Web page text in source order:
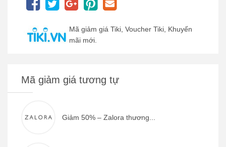
Mã giảm giá Tiki, Voucher Tiki, Khuyến
mãi mới.
Mã giảm giá tương tự
Giảm 50% – Zalora thương...